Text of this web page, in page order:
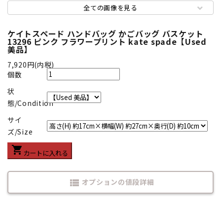
全ての画像を見る
ケイトスペード ハンドバッグ かごバッグ バスケット
13296 ピンク フラワープリント kate spade【Used
美品】
7,920円(内税)
個数
状
態/Condition
サイ
ズ/Size
shopping_cart カートに入れる
view_list オプションの値段詳細